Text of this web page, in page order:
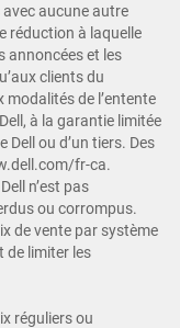
aucune autre
réduction à laquelle
annoncées et les
clients du
de l’entente
à la garantie limitée
ou d’un tiers. Des
fr-ca.
n’est pas
ou corrompus.
de vente par système
de limiter les
réguliers ou